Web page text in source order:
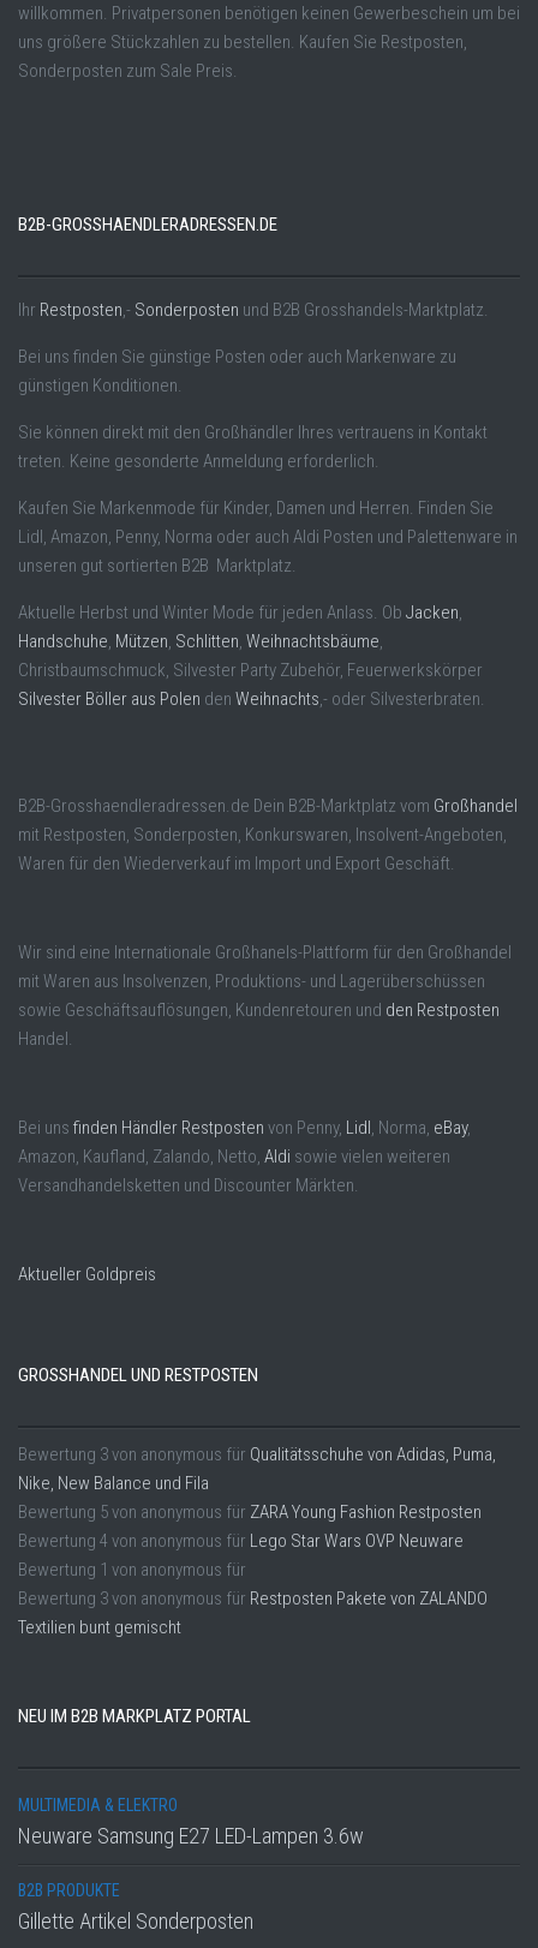
willkommen. Privatpersonen benötigen keinen Gewerbeschein um bei
uns größere Stückzahlen zu bestellen. Kaufen Sie Restposten,
Sonderposten zum Sale Preis.
B2B-GROSSHAENDLERADRESSEN.DE
Ihr Restposten,- Sonderposten und B2B Grosshandels-Marktplatz.
Bei uns finden Sie günstige Posten oder auch Markenware zu
günstigen Konditionen.
Sie können direkt mit den Großhändler Ihres vertrauens in Kontakt
treten. Keine gesonderte Anmeldung erforderlich.
Kaufen Sie Markenmode für Kinder, Damen und Herren. Finden Sie
Lidl, Amazon, Penny, Norma oder auch Aldi Posten und Palettenware in
unseren gut sortierten B2B Marktplatz.
Aktuelle Herbst und Winter Mode für jeden Anlass. Ob Jacken,
Handschuhe, Mützen, Schlitten, Weihnachtsbäume,
Christbaumschmuck, Silvester Party Zubehör, Feuerwerkskörper
Silvester Böller aus Polen den Weihnachts,- oder Silvesterbraten.
B2B-Grosshaendleradressen.de Dein B2B-Marktplatz vom Großhandel
mit Restposten, Sonderposten, Konkurswaren, Insolvent-Angeboten,
Waren für den Wiederverkauf im Import und Export Geschäft.
Wir sind eine Internationale Großhanels-Plattform für den Großhandel
mit Waren aus Insolvenzen, Produktions- und Lagerüberschüssen
sowie Geschäftsauflösungen, Kundenretouren und den Restposten
Handel.
Bei uns finden Händler Restposten von Penny, Lidl, Norma, eBay,
Amazon, Kaufland, Zalando, Netto, Aldi sowie vielen weiteren
Versandhandelsketten und Discounter Märkten.
Aktueller Goldpreis
GROSSHANDEL UND RESTPOSTEN
Bewertung 3von anonymous für Qualitätsschuhe von Adidas, Puma,
Nike, New Balance und Fila
Bewertung 5von anonymous für ZARA Young Fashion Restposten
Bewertung 4 von anonymous für Lego Star Wars OVP Neuware
Bewertung 1 von anonymous für
Bewertung 3von anonymous für Restposten Pakete von ZALANDO
Textilien bunt gemischt
NEU IM B2B MARKPLATZ PORTAL
MULTIMEDIA & ELEKTRO
Neuware Samsung E27 LED-Lampen 3.6w
B2B PRODUKTE
Gillette Artikel Sonderposten